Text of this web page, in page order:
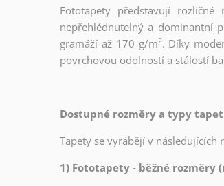
Fototapety představují
nepřehlédnutelný a dominantní
gramáží až 170 g/m2. Díky
povrchovou odolností a stálostí
Dostupné rozměry a typy
Tapety se vyrábějí v následujících
1) Fototapety - běžné